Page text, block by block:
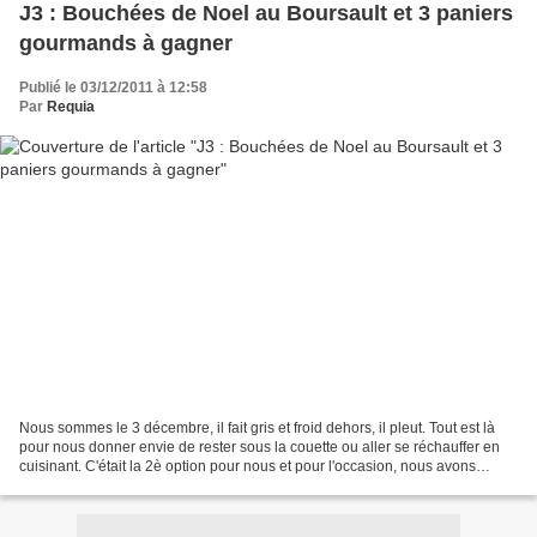
J3 : Bouchées de Noel au Boursault et 3 paniers
gourmands à gagner
Publié le 03/12/2011 à 12:58
Par Requia
Nous sommes le 3 décembre, il fait gris et froid dehors, il pleut. Tout est là
pour nous donner envie de rester sous la couette ou aller se réchauffer en
cuisinant. C'était la 2è option pour nous et pour l'occasion, nous avons